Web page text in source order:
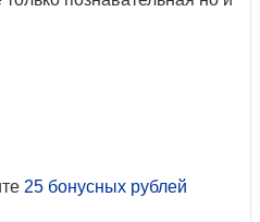
25 бонусных рублей